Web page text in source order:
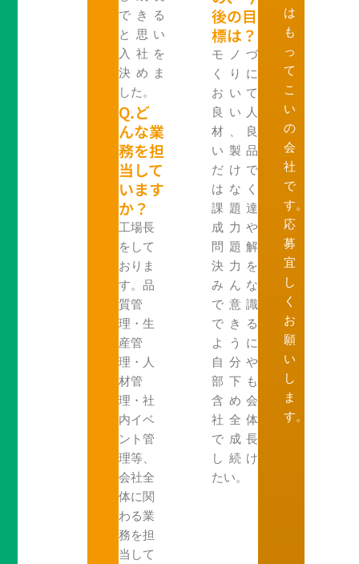
できる
と思い
入社を
決めま
した。
Q.ど
んな業
務を担
当して
います
か？
工場長
をして
おりま
す。品
質管
理・生
産管
理・人
材管
理・社
内イベ
ント管
理等、
会社全
体に関
わる業
務を担
当して
後の目
標は？
モノづ
くりに
おいて
良い人
材、良
い製品
だけで
はなく
課題達
成力や
問題解
決力を
みんな
で意識
できる
ように
自分や
部下も
含め会
社全体
で成長
し続け
たい。
は
も
っ
て
こ
い
の
会
社
で
す。
応
募
宜
し
く
お
願
い
し
ま
す。